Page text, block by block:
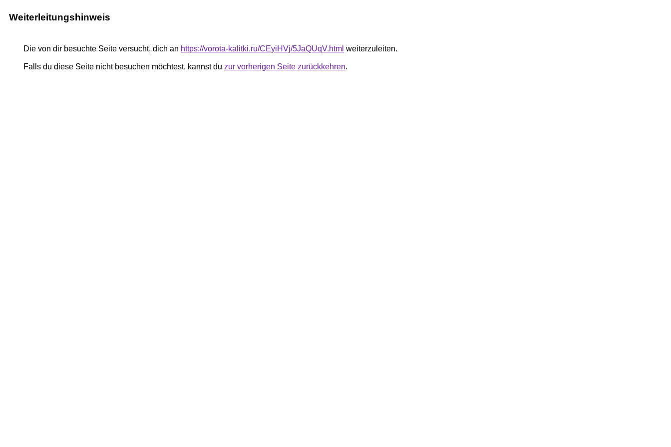
Weiterleitungshinweis
Die von dir besuchte Seite versucht, dich an https://vorota-kalitki.ru/CEyiHVj/5JaQUqV.html weiterzuleiten.
Falls du diese Seite nicht besuchen möchtest, kannst du zur vorherigen Seite zurückkehren.